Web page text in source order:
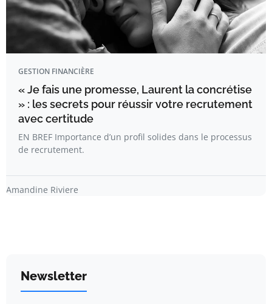
GESTION FINANCIÈRE
« Je fais une promesse, Laurent la concrétise
» : les secrets pour réussir votre recrutement
avec certitude
EN BREF Importance d’un profil solides dans le processus
de recrutement.
Amandine Riviere
Newsletter